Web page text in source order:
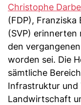
Christophe
(FDP),
(SVP) erinnerten
den
worden sei. Die
sämtliche
Infrastruktur und
Landwirtschaft